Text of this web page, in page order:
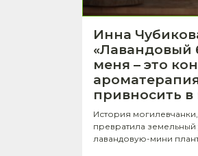
Инна
«Лавандовый
меня – это
привносить в
История
превратила земельный
лавандовую-мини